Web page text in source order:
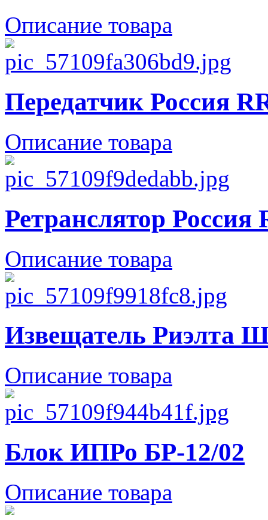
Описание товара
Передатчик Россия
Описание товара
Ретранслятор Россия
Описание товара
Извещатель Риэлта
Описание товара
Блок ИПРо БР-12/02
Описание товара